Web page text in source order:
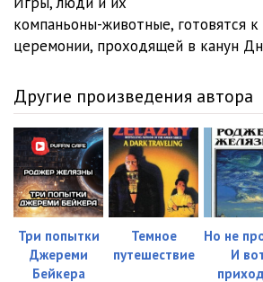
14
15
16
17
18
19
20_01
20_02
компаньоны-животные, готовятся к
церемонии, проходящей в канун
Другие произведения автора
Три попытки
Джереми
Бейкера
Темное
путешествие
Но не
И